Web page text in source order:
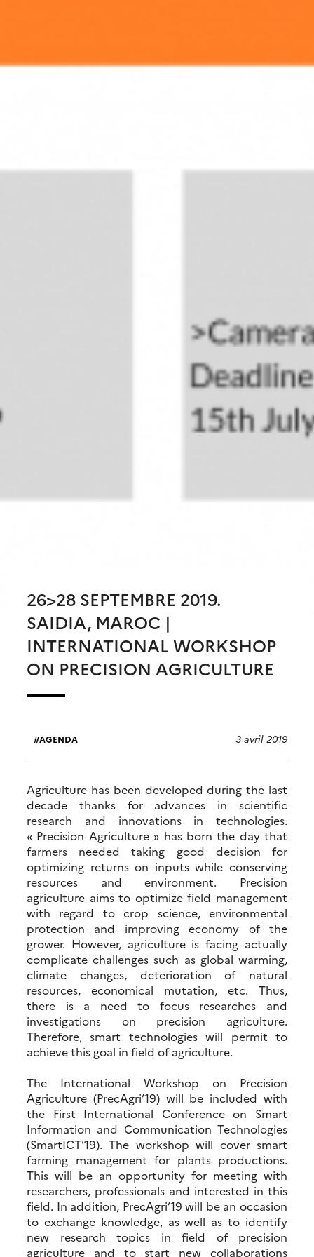
26>28 SEPTEMBRE 2019.
SAIDIA, MAROC |
INTERNATIONAL WORKSHOP
ON PRECISION AGRICULTURE
AGENDA 3 avril 2019
Agriculture has been developed during the last
decade thanks for advances in scientific
research and innovations in technologies.
« Precision Agriculture » has born the day that
farmers needed taking good decision for
optimizing returns on inputs while conserving
resources and environment. Precision
agriculture aims to optimize field management
with regard to crop science, environmental
protection and improving economy of the
grower. However, agriculture is facing actually
complicate challenges such as global warming,
climate changes, deterioration of natural
resources, economical mutation, etc. Thus,
there is a need to focus researches and
investigations on precision agriculture.
Therefore, smart technologies will permit to
achieve this goal in field of agriculture.
The International Workshop on Precision
Agriculture (PrecAgri’19) will be included with
the First International Conference on Smart
Information and Communication Technologies
(SmartICT’19). The workshop will cover smart
farming management for plants productions.
This will be an opportunity for meeting with
researchers, professionals and interested in this
field. In addition, PrecAgri’19 will be an occasion
to exchange knowledge, as well as to identify
new research topics in field of precision
agriculture and to start new collaborations